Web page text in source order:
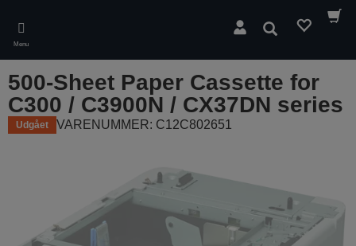
main
content
Menu
Søg
500-Sheet Paper Cassette for
C300 / C3900N / CX37DN series
Udgået VARENUMMER: C12C802651